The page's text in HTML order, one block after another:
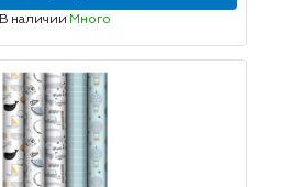
В наличии Много